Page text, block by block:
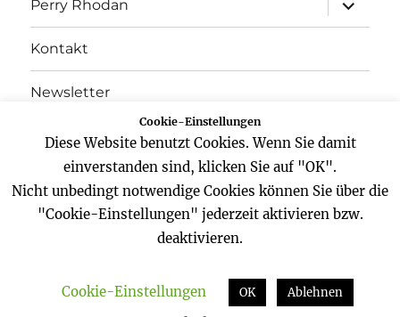
Perry Rhodan
öffnen
Kontakt
Newsletter
Datenschutz
FacebookTwitterYouTube
Zeitreisender Datenschutz
Stolz präsentiert von
Cookie-Einstellungen
Diese Website benutzt Cookies. Wenn Sie damit
einverstanden sind, klicken Sie auf "OK".
Nicht unbedingt notwendige Cookies können Sie über die
"Cookie-Einstellungen" jederzeit aktivieren bzw.
deaktivieren.
Cookie-Einstellungen OK Ablehnen